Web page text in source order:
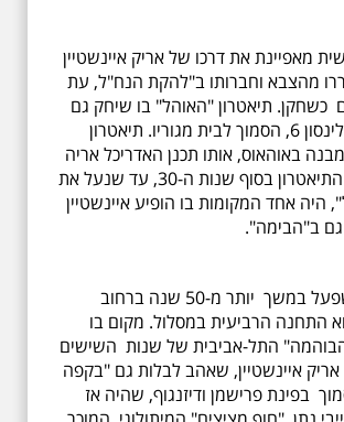
מאפיינת את דרכו של אריק איינשטיין
מהצבא וחברותו ב"להקת הנח"ל, עת
כשחקן. תיאטרון "האוהל" בו שיחק גם
אביו, ברחוב בילינסון 6, הסמוך לבית מגוריו. תיאטרון
באוהאוס, אותו תכנן האדריכל אריה
שרון אליו עבר התיאטרון בסוף שנות ה-30, עד שנעל את
היה אחד המקומות בו הופיע איינשטיין
ב"הבימה".
"קפה כסית" שפעל במשך יותר מ-50 שנה ברחוב
117 הוא התחנה הרביעית במסלול. מקום בו
התל-אביבית של שנות השישים
איינשטיין, שאהב לבלות גם "בקפה
בפינת פרישמן ודיזנגוף, שהיה אז